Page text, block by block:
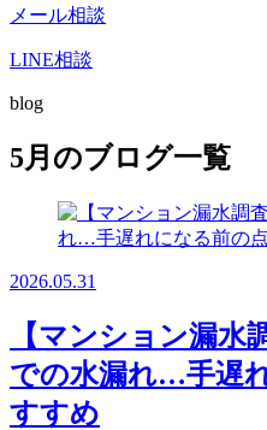
メール相談
LINE相談
blog
5月のブログ一覧
2026.05.31
【マンション漏水
での水漏れ…手遅
すすめ